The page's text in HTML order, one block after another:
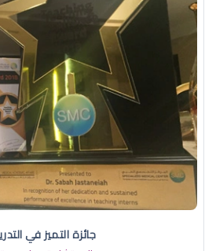
جائزة التميز في